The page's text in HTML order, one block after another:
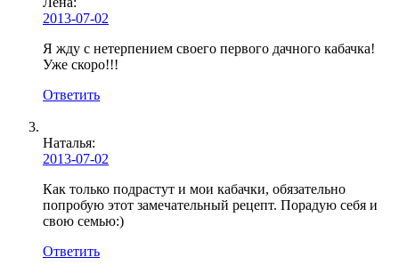
2013-07-02
Я жду с нетерпением своего первого дачного кабачка!
Уже скоро!!!
Ответить
Наталья:
2013-07-02
Как только подрастут и мои кабачки, обязательно
попробую этот замечательный рецепт. Порадую себя и
свою семью:)
Ответить